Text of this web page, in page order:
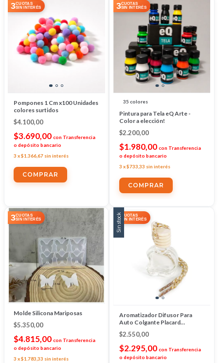
3CUOTAS
SIN INTERÉS
Pompones 1 Cm x100 Unidades
colores surtidos
$4.100,00
$3.690,00 con Transferencia
o depósito bancario
3 x$1.366,67 sin interés
3CUOTAS
SIN INTERÉS
35 colores
Pintura para Tela eQ Arte -
Color a elección!
$2.200,00
$1.980,00 con Transferencia
o depósito bancario
3 x$733,33 sin interés
COMPRAR
3CUOTAS
SIN INTERÉS
Molde Silicona Mariposas
$5.350,00
$4.815,00 con Transferencia
o depósito bancario
3 x$1.783,33 sin interés
Sin stock
3 CUOTAS
SIN INTERÉS
Aromatizador Difusor Para
Auto Colgante Placard
Manzana
$2.550,00
$2.295,00 con Transferencia
o depósito bancario